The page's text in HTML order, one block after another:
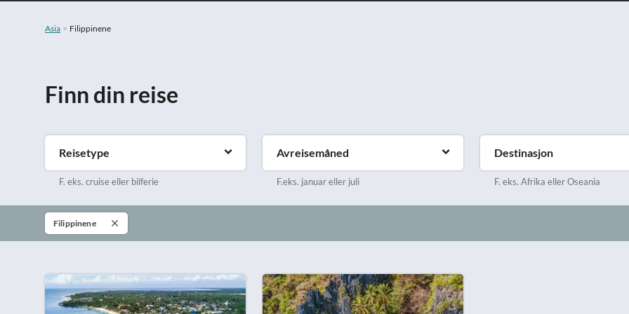
Asia Filippinene
Finn din reise
Reisetype
F. eks. cruise eller bilferie
Avreisemåned
F.eks. januar eller juli
Destinasjon
F. eks. Afrika eller Oseania
Filippinene‎